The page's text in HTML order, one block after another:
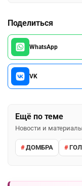
Поделиться
WhatsApp
VK
Ещё по теме
Новости и
ДОМБРА